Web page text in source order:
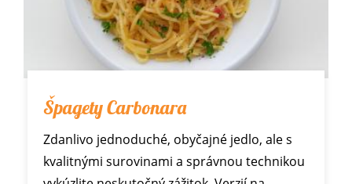
Špagety Carbonara
Zdanlivo jednoduché, obyčajné jedlo, ale s
kvalitnými surovinami a správnou technikou